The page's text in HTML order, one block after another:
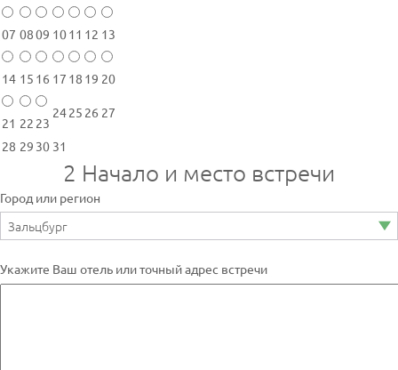
07 0809 1011 12 13
14 15 16 17 18 19 20
21 22 23
2425 26 27
28 29 30 31
2 Начало и место встречи
Город или регион
Укажите Ваш отель или точный адрес встречи